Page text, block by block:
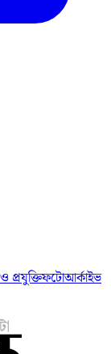
প্রযুক্তিফটোআর্কাইভ